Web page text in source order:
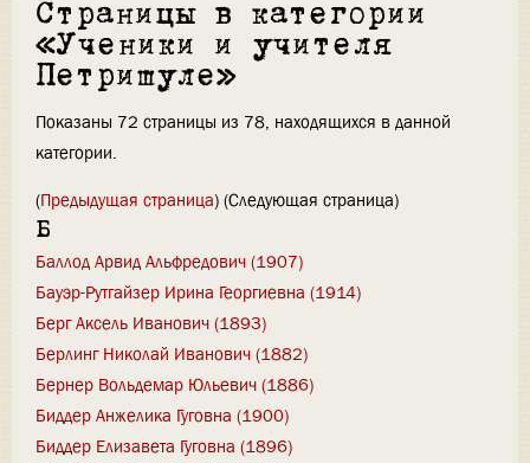
Страницы в категории
«Ученики и учителя
Петришуле»
Показаны 72 страницы из 78, находящихся в данной
категории.
(Предыдущая страница) (Следующая страница)
Б
Баллод Арвид Альфредович (1907)
Бауэр-Рутгайзер Ирина Георгиевна (1914)
Берг Аксель Иванович (1893)
Берлинг Николай Иванович (1882)
Бернер Вольдемар Юльевич (1886)
Биддер Анжелика Гуговна (1900)
Биддер Елизавета Гуговна (1896)